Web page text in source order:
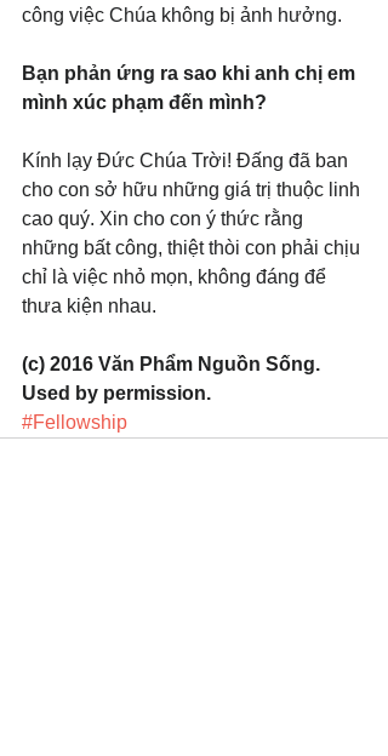
công việc Chúa không bị ảnh hưởng.
Bạn phản ứng ra sao khi anh chị em
mình xúc phạm đến mình?
Kính lạy Đức Chúa Trời! Đấng đã ban
cho con sở hữu những giá trị thuộc linh
cao quý. Xin cho con ý thức rằng
những bất công, thiệt thòi con phải chịu
chỉ là việc nhỏ mọn, không đáng để
thưa kiện nhau.
(c) 2016 Văn Phẩm Nguồn Sống.
Used by permission.
#Fellowship